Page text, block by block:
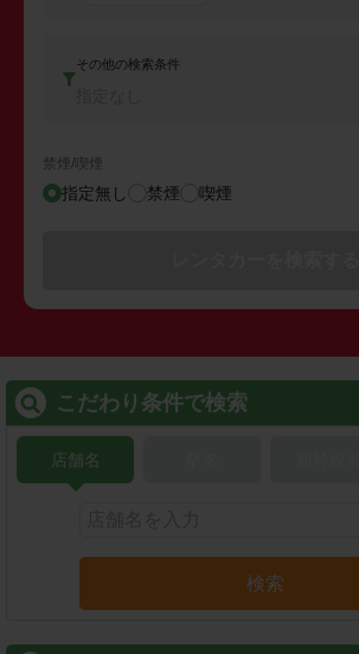
その他の検索条件
禁煙/喫煙
指定無し 禁煙 喫煙
こだわり条件で検索
店舗名
検索